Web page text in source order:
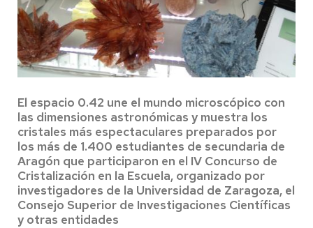
El espacio 0.42 une el mundo microscópico con
las dimensiones astronómicas y muestra los
cristales más espectaculares preparados por
los más de 1.400 estudiantes de secundaria de
Aragón que participaron en el IV Concurso de
Cristalización en la Escuela, organizado por
investigadores de la Universidad de Zaragoza, el
Consejo Superior de Investigaciones Científicas
y otras entidades